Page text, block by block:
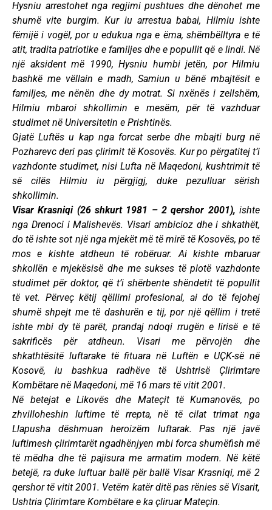
Hysniu arrestohet nga regjimi pushtues dhe dënohet me
shumë vite burgim. Kur iu arrestua babai, Hilmiu ishte
fëmijë i vogël, por u edukua nga e ëma, shëmbëlltyra e të
atit, tradita patriotike e familjes dhe e popullit që e lindi. Në
një aksident më 1990, Hysniu humbi jetën, por Hilmiu
bashkë me vëllain e madh, Samiun u bënë mbajtësit e
familjes, me nënën dhe dy motrat. Si nxënës i zellshëm,
Hilmiu mbaroi shkollimin e mesëm, për të vazhduar
studimet në Universitetin e Prishtinës.
Gjatë Luftës u kap nga forcat serbe dhe mbajti burg në
Pozharevc deri pas çlirimit të Kosovës. Kur po përgatitej t’i
vazhdonte studimet, nisi Lufta në Maqedoni, kushtrimit të
së cilës Hilmiu iu përgjigj, duke pezulluar sërish
shkollimin.
Visar Krasniqi (26 shkurt 1981 – 2 qershor 2001), ishte
nga Drenoci i Malishevës. Visari ambicioz dhe i shkathët,
do të ishte sot një nga mjekët më të mirë të Kosovës, po të
mos e kishte atdheun të robëruar. Ai kishte mbaruar
shkollën e mjekësisë dhe me sukses të plotë vazhdonte
studimet për doktor, që t’i shërbente shëndetit të popullit
të vet. Përveç këtij qëllimi profesional, ai do të fejohej
shumë shpejt me të dashurën e tij, por një qëllim i tretë
ishte mbi dy të parët, prandaj ndoqi rrugën e lirisë e të
sakrificës për atdheun. Visari me përvojën dhe
shkathtësitë luftarake të fituara në Luftën e UÇK-së në
Kosovë, iu bashkua radhëve të Ushtrisë Çlirimtare
Kombëtare në Maqedoni, më 16 mars të vitit 2001.
Në betejat e Likovës dhe Mateçit të Kumanovës, po
zhvilloheshin luftime të rrepta, në të cilat trimat nga
Llapusha dëshmuan heroizëm luftarak. Pas një javë
luftimesh çlirimtarët ngadhënjyen mbi forca shumëfish më
të mëdha dhe të pajisura me armatim modern. Në këtë
betejë, ra duke luftuar ballë për ballë Visar Krasniqi, më 2
qershor të vitit 2001. Vetëm katër ditë pas rënies së Visarit,
Ushtria Çlirimtare Kombëtare e ka çliruar Mateçin.